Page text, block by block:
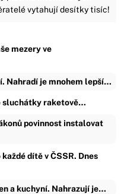
vytahují desítky tisíc!
mezery ve
Nahradí je mnohem lepší…
sluchátky raketově…
povinnost instalovat
dítě v ČSSR. Dnes
a kuchyní. Nahrazují je…